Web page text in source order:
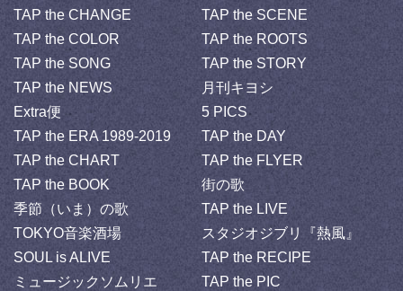
TAP the CHANGE
TAP the SCENE
TAP the COLOR
TAP the ROOTS
TAP the SONG
TAP the STORY
TAP the NEWS
月刊キヨシ
Extra便
5 PICS
TAP the ERA 1989-2019
TAP the DAY
TAP the CHART
TAP the FLYER
TAP the BOOK
街の歌
季節（いま）の歌
TAP the LIVE
TOKYO音楽酒場
スタジオジブリ『熱風』
SOUL is ALIVE
TAP the RECIPE
ミュージックソムリエ
TAP the PIC